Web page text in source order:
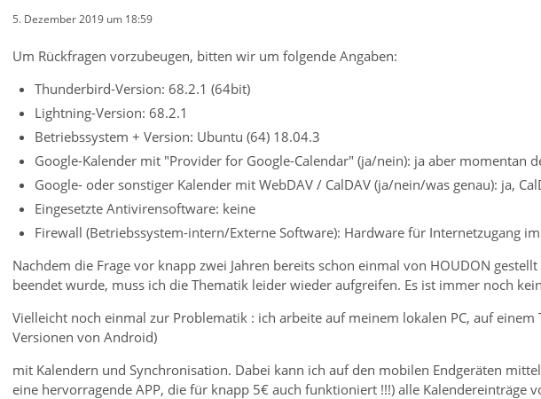
5. Dezember 2019 um 18:59
Um Rückfragen vorzubeugen, bitten wir um folgende Angaben:
Thunderbird-Version: 68.2.1 (64bit)
Lightning-Version: 68.2.1
Betriebssystem + Version: Ubuntu (64) 18.04.3
Google-Kalender mit "Provider for Google-Calendar" (ja/nein): ja aber momentan
Google- oder sonstiger Kalender mit WebDAV / CalDAV (ja/nein/was genau): ja,
Eingesetzte Antivirensoftware: keine
Firewall (Betriebssystem-intern/Externe Software): Hardware für Internetzugang
Nachdem die Frage vor knapp zwei Jahren bereits schon einmal von HOUDON
beendet wurde, muss ich die Thematik leider wieder aufgreifen. Es ist immer noch
Vielleicht noch einmal zur Problematik : ich arbeite auf meinem lokalen PC, auf
Versionen von Android)
mit Kalendern und Synchronisation. Dabei kann ich auf den mobilen Endgeräten
eine hervorragende APP, die für knapp 5€ auch funktioniert !!!) alle Kalendereinträge